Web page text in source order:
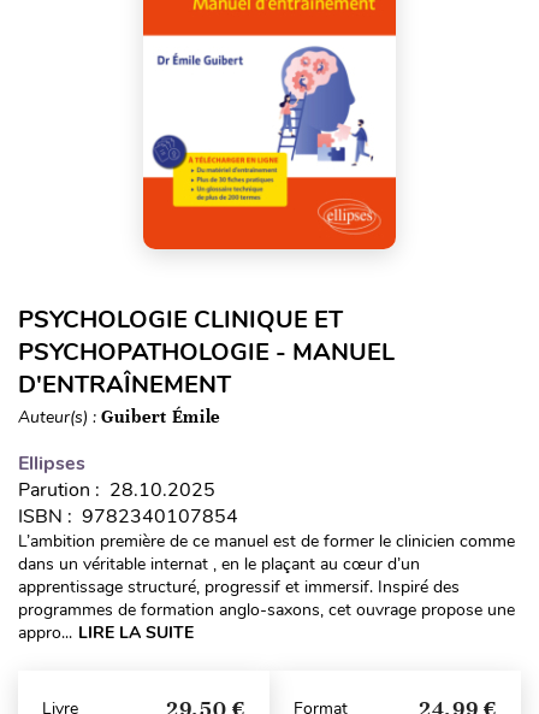
PSYCHOLOGIE CLINIQUE ET
PSYCHOPATHOLOGIE - MANUEL
D'ENTRAÎNEMENT
Auteur(s) : Guibert Émile
Ellipses
Parution : 28.10.2025
ISBN : 9782340107854
L’ambition première de ce manuel est de former le clinicien comme
dans un véritable internat , en le plaçant au cœur d’un
apprentissage structuré, progressif et immersif. Inspiré des
programmes de formation anglo-saxons, cet ouvrage propose une
appro... LIRE LA SUITE
Livre Format